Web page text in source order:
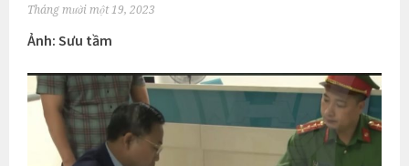
Tháng mười một 19, 2023
Ảnh: Sưu tầm